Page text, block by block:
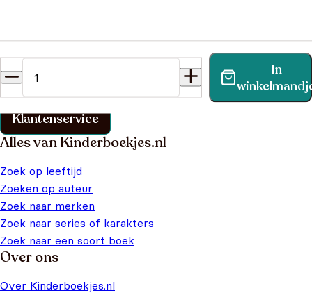
In
Vind binnen no-time antwoord op je vraag op onze
klantenservice pagina.
Klantenservice
Alles van Kinderboekjes.nl
Zoek op leeftijd
Zoeken op auteur
Zoek naar merken
Zoek naar series of karakters
Zoek naar een soort boek
Over ons
Over Kinderboekjes.nl